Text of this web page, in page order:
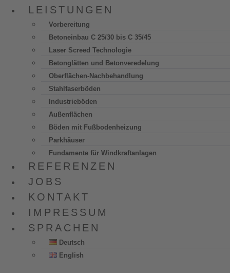
LEISTUNGEN
Vorbereitung
Betoneinbau C 25/30 bis C 35/45
Laser Screed Technologie
Betonglätten und Betonveredelung
Oberflächen-Nachbehandlung
Stahlfaserböden
Industrieböden
Außenflächen
Böden mit Fußbodenheizung
Parkhäuser
Fundamente für Windkraftanlagen
REFERENZEN
JOBS
KONTAKT
IMPRESSUM
SPRACHEN
Deutsch
English